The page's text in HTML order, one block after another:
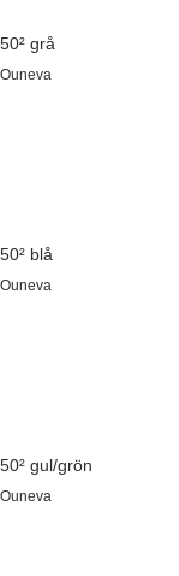
grå
blå
gul/grön